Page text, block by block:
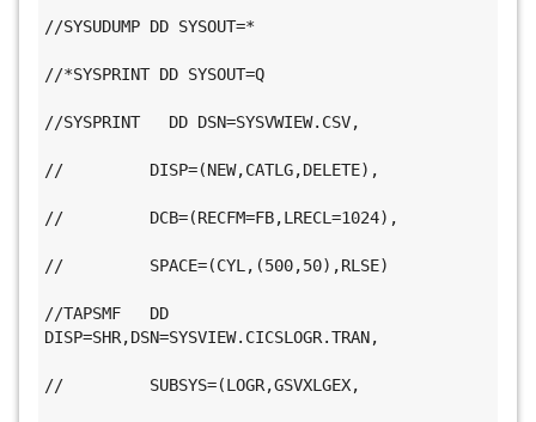
//SYSUDUMP DD SYSOUT=*
//*SYSPRINT DD SYSOUT=Q
//SYSPRINT   DD DSN=SYSVWIEW.CSV,
//         DISP=(NEW,CATLG,DELETE),
//         DCB=(RECFM=FB,LRECL=1024),
//         SPACE=(CYL,(500,50),RLSE)
//TAPSMF   DD
DISP=SHR,DSN=SYSVIEW.CICSLOGR.TRAN,
//         SUBSYS=(LOGR,GSVXLGEX,